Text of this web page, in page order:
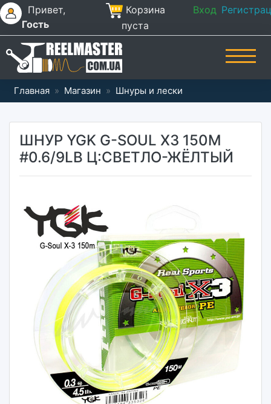
Привет,
Гость
Корзина
пуста
Вход
Главная » Магазин » Шнуры и лески
ШНУР YGK G-SOUL X3 150M
#0.6/9LB Ц:СВЕТЛО-ЖЁЛТЫЙ